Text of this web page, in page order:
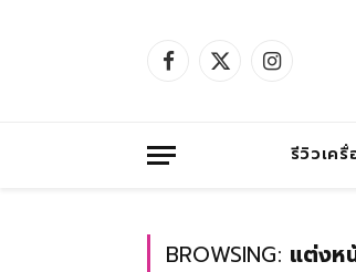
Facebook
X
Instagram
รีวิวเครื่
BROWSING: แต่งห